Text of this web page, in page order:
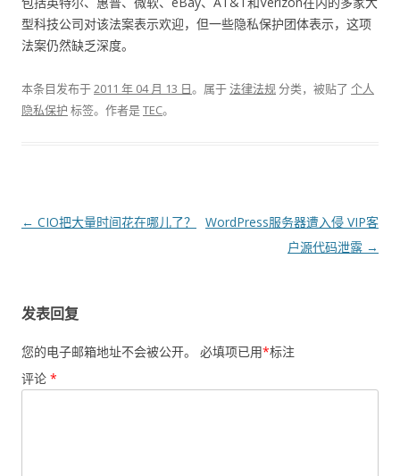
型科技公司对该法案表示欢迎，但一些隐私保护团体表示，这项
法案仍然缺乏深度。
本条目发布于2011 年 04 月 13 日。属于法律法规分类，被贴了 个人
隐私保护 标签。 作者是TEC。
文章导航
← CIO把大量时间花在哪儿了？
WordPress服务器遭入侵 VIP客
户源代码泄露 →
发表回复
您的电子邮箱地址不会被公开。 必填项已用*标注
评论 *